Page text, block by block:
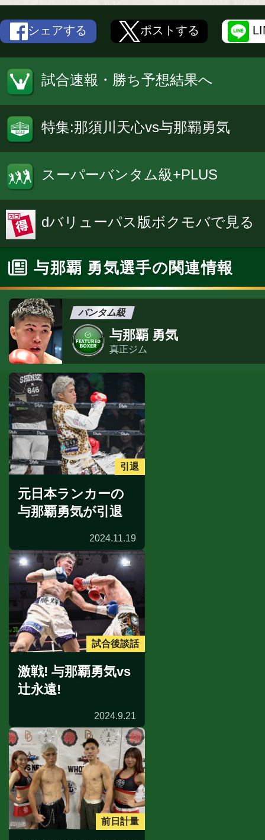
シェアする ポストする
試合速報・勝ち予想結果へ
特集:那須川天心vs与那覇勇気
スーパーバンタム級+PLUS
dバリューパス版ボクモバで見る
与那覇 勇気選手の関連情報
バンタム級
与那覇 勇気
真正ジム
引退
元日本ランカーの
与那覇勇気が引退
2024.11.19
試合後談話
激戦! 与那覇勇気vs
辻永遠!
2024.9.21
前日計量